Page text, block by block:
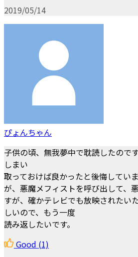
2019/05/14
ぴょんちゃん
子供の頃、無我夢中で耽読したので
しまい
取っておけば良かったと後悔してい
が、悪魔メフィストを呼び出して、
すが、確かテレビでも放映されたい
しいので、もう一度
読み返したいです。
Good (1)